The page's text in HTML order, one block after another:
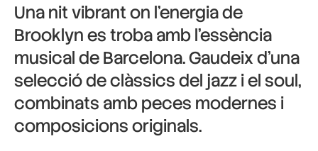
Una nit vibrant on l’energia de
Brooklyn es troba amb l’essència
musical de Barcelona. Gaudeix d’una
selecció de clàssics del jazz i el soul,
combinats amb peces modernes i
composicions originals.